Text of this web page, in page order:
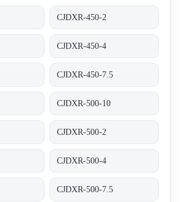
CJDXR-450-2
CJDXR-450-4
CJDXR-450-7.5
CJDXR-500-10
CJDXR-500-2
CJDXR-500-4
CJDXR-500-7.5